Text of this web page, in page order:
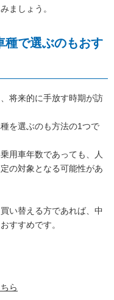
ましょう。
種で選ぶのもおす
将来的に手放す時期が訪
を選ぶのも方法の1つで
用車年数であっても、人
の対象となる可能性があ
い替える方であれば、中
すすめです。
ら